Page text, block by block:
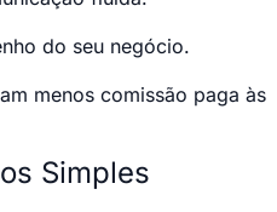
do seu negócio.
menos comissão paga às
Simples